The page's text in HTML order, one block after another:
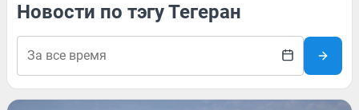
Новости по тэгу Тегеран